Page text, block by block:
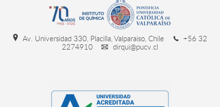
Av. Universidad 330, Placilla, Valparaiso, Chile
+56 32
2274910
dirqui@pucv.cl